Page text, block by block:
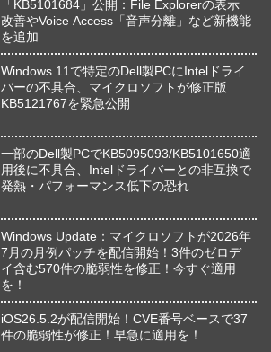
「KB5101684」公開：File Explorerの表示
改善やVoice Access「音声分離」など新機能
を追加
Windows 11で特定のDell製PCにIntelドライ
バーの不具合、マイクロソフトが修正版
KB5121767を緊急公開
一部のDell製PCでKB5095093/KB5101650適
用後に不具合、Intelドライバーとの非互換で
発熱・パフォーマンス低下の恐れ
Windows Update：マイクロソフトが2026年
7月の月例パッチを配信開始！3件のゼロデ
イ含む570件の脆弱性を修正！今すぐ適用
を！
iOS26.5.2が配信開始！CVE番号ベースで37
件の脆弱性が修正！早急に適用を！